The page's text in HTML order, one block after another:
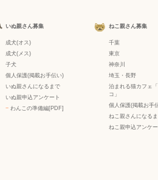
いぬ親さん募集
成犬(オス)
成犬(メス)
子犬
個人保護(掲載お手伝い)
いぬ親さんになるまで
いぬ親申込アンケート
− わんこの準備編[PDF]
ねこ親さん募集
千葉
東京
神奈川
埼玉・長野
泊まれる猫カフェ
コ」
個人保護(掲載お手
ねこ親さんになる
ねこ親申込アンケ